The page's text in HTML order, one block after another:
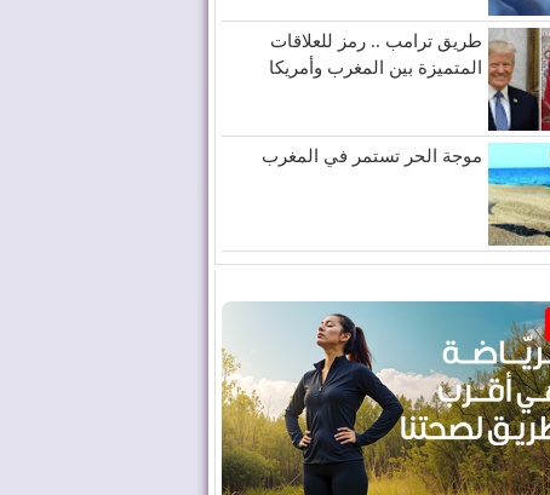
طريق ترامب .. رمز للعلاقات
المتميزة بين المغرب وأمريكا
موجة الحر تستمر في المغرب